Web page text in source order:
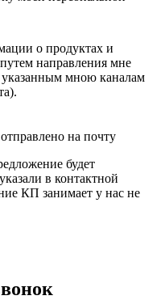
о продуктах и
направления мне
мною каналам
на почту
будет
в контактной
КП занимает у нас не